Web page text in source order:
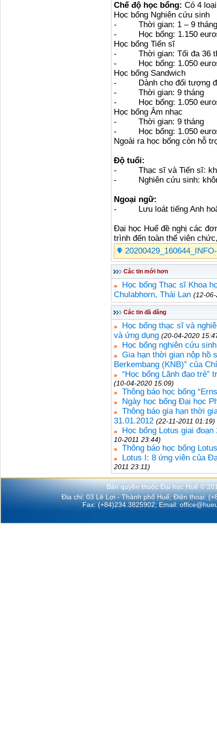
Chế độ học bổng: Có 4
Học bổng Nghiên cứu sinh
- Thời gian: 1 – 9 tháng
- Học bổng: 1.150
Học bổng Tiến sĩ
- Thời gian: Tối đa 36
- Học bổng: 1.050
Học bổng Sandwich
- Dành cho đối tượng
- Thời gian: 9 tháng
- Học bổng: 1.050
Học bổng Âm nhạc
- Thời gian: 9 tháng
- Học bổng: 1.050
Ngoài ra học bổng còn hỗ
Độ tuổi:
- Thạc sĩ và Tiến sĩ:
- Nghiên cứu sinh:
Ngoại ngữ:
- Lưu loát tiếng Anh
Đại học Huế đề nghị các
trình đến toàn thể viên
Các tin mới hơn
Học bổng Thạc sĩ Khoa
Chulabhorn, Thái Lan (12-
Các tin đã đăng
Học bổng thạc sĩ và
và ứng dụng (20-04-2020
Học bổng nghiên cứu
Gia hạn thời gian nộp hồ
Berkembang (KNB)” của
“Học bổng Lãnh đạo trẻ”
(10-04-2020 15:09)
Thông báo học bổng
Ngày học bổng Đại học
Thông báo gia hạn thời
31.01.2012 (22-11-2011 01:19)
Học bổng Lotus giai
10-2011 23:44)
Thông báo học bổng
Lotus I: 8 ứng viên của
2011 23:11)
Bản quyền thuộc Đại học Huế ©
Địa chỉ: 03 Lê Lợi - Thành phố Huế; Điện thoại:
Fax: (+84)234.3825902; Email: